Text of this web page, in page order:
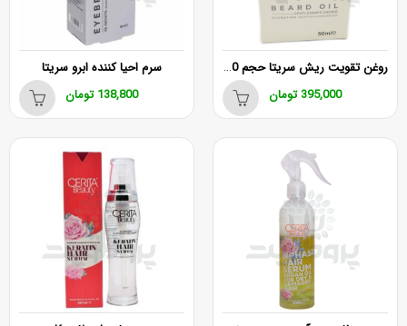
روغن تقویت ریش سریتا حجم 50 میلی لیتر
395,000 تومان
سرم احیا کننده ابرو سریتا
138,800 تومان